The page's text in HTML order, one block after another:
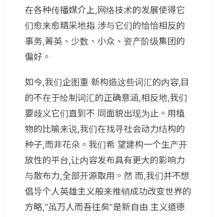
在各种传播媒介上,网络技术的发展使得它
们愈来愈精采地指 涉与它们的恰恰相反的
事务,菁英、少数、小众、资产阶级集团的
偏好。
如今,我们企图重 新构造这些词汇的内容,目
的不在于绘制词汇的正确意涵,相反地,我们
要歧义它们直到不 同面貌出现为止。用植
物的比喻来说,我们在找寻社会动力结构的
种子,而非花朵。我们希 望建构一个生产开
放性的平台,让内容发布具有更大的影响力
与散布力,全部开源取用。然 而,我们并不想
倡导个人英雄主义般来推销成功改变世界的
方略,“虽万人而吾往矣”是新自由 主义道德